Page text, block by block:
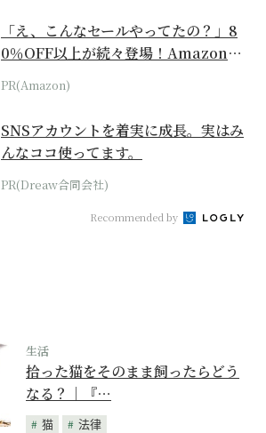
「え、こんなセールやってたの？」8
0％OFF以上が続々登場！Amazonの
本気が...
PR(Amazon)
SNSアカウントを着実に成長。実はみ
んなココ使ってます。
PR(Dreaw合同会社)
Recommended by
生活
拾った猫をそのまま飼ったらどう
なる？｜『…
猫
法律